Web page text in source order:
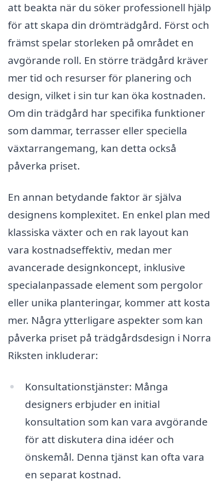
att beakta när du söker professionell hjälp
för att skapa din drömträdgård. Först och
främst spelar storleken på området en
avgörande roll. En större trädgård kräver
mer tid och resurser för planering och
design, vilket i sin tur kan öka kostnaden.
Om din trädgård har specifika funktioner
som dammar, terrasser eller speciella
växtarrangemang, kan detta också
påverka priset.
En annan betydande faktor är själva
designens komplexitet. En enkel plan med
klassiska växter och en rak layout kan
vara kostnadseffektiv, medan mer
avancerade designkoncept, inklusive
specialanpassade element som pergolor
eller unika planteringar, kommer att kosta
mer. Några ytterligare aspekter som kan
påverka priset på trädgårdsdesign i Norra
Riksten inkluderar:
Konsultationstjänster: Många
designers erbjuder en initial
konsultation som kan vara avgörande
för att diskutera dina idéer och
önskemål. Denna tjänst kan ofta vara
en separat kostnad.